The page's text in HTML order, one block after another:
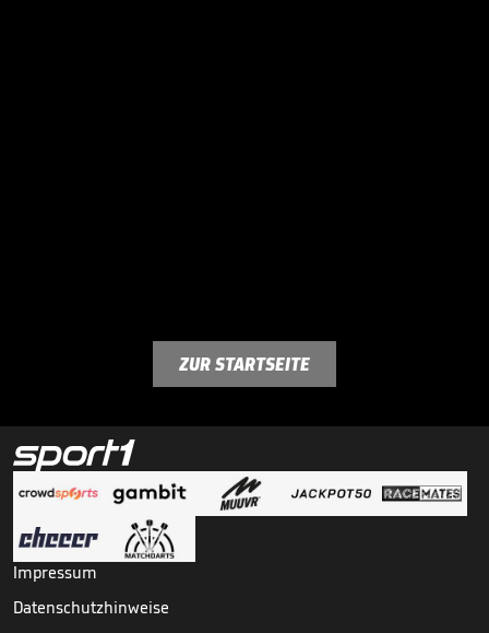
ZUR STARTSEITE
Impressum
Datenschutzhinweise